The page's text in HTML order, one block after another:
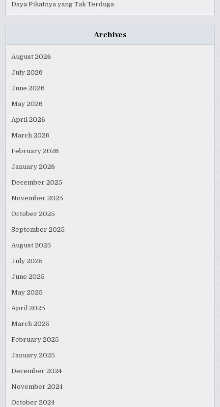
Daya Pikatnya yang Tak Terduga
Archives
August 2026
July 2026
June 2026
May 2026
April 2026
March 2026
February 2026
January 2026
December 2025
November 2025
October 2025
September 2025
August 2025
July 2025
June 2025
May 2025
April 2025
March 2025
February 2025
January 2025
December 2024
November 2024
October 2024